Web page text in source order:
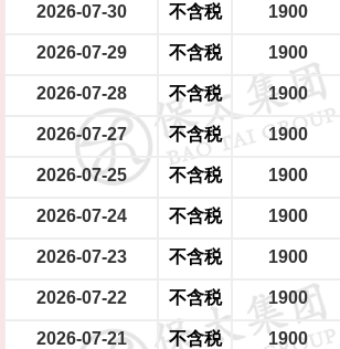
2026-07-30 不含税 1900
2026-07-29 不含税 1900
2026-07-28 不含税 1900
2026-07-27 不含税 1900
2026-07-25 不含税 1900
2026-07-24 不含税 1900
2026-07-23 不含税 1900
2026-07-22 不含税 1900
2026-07-21 不含税 1900